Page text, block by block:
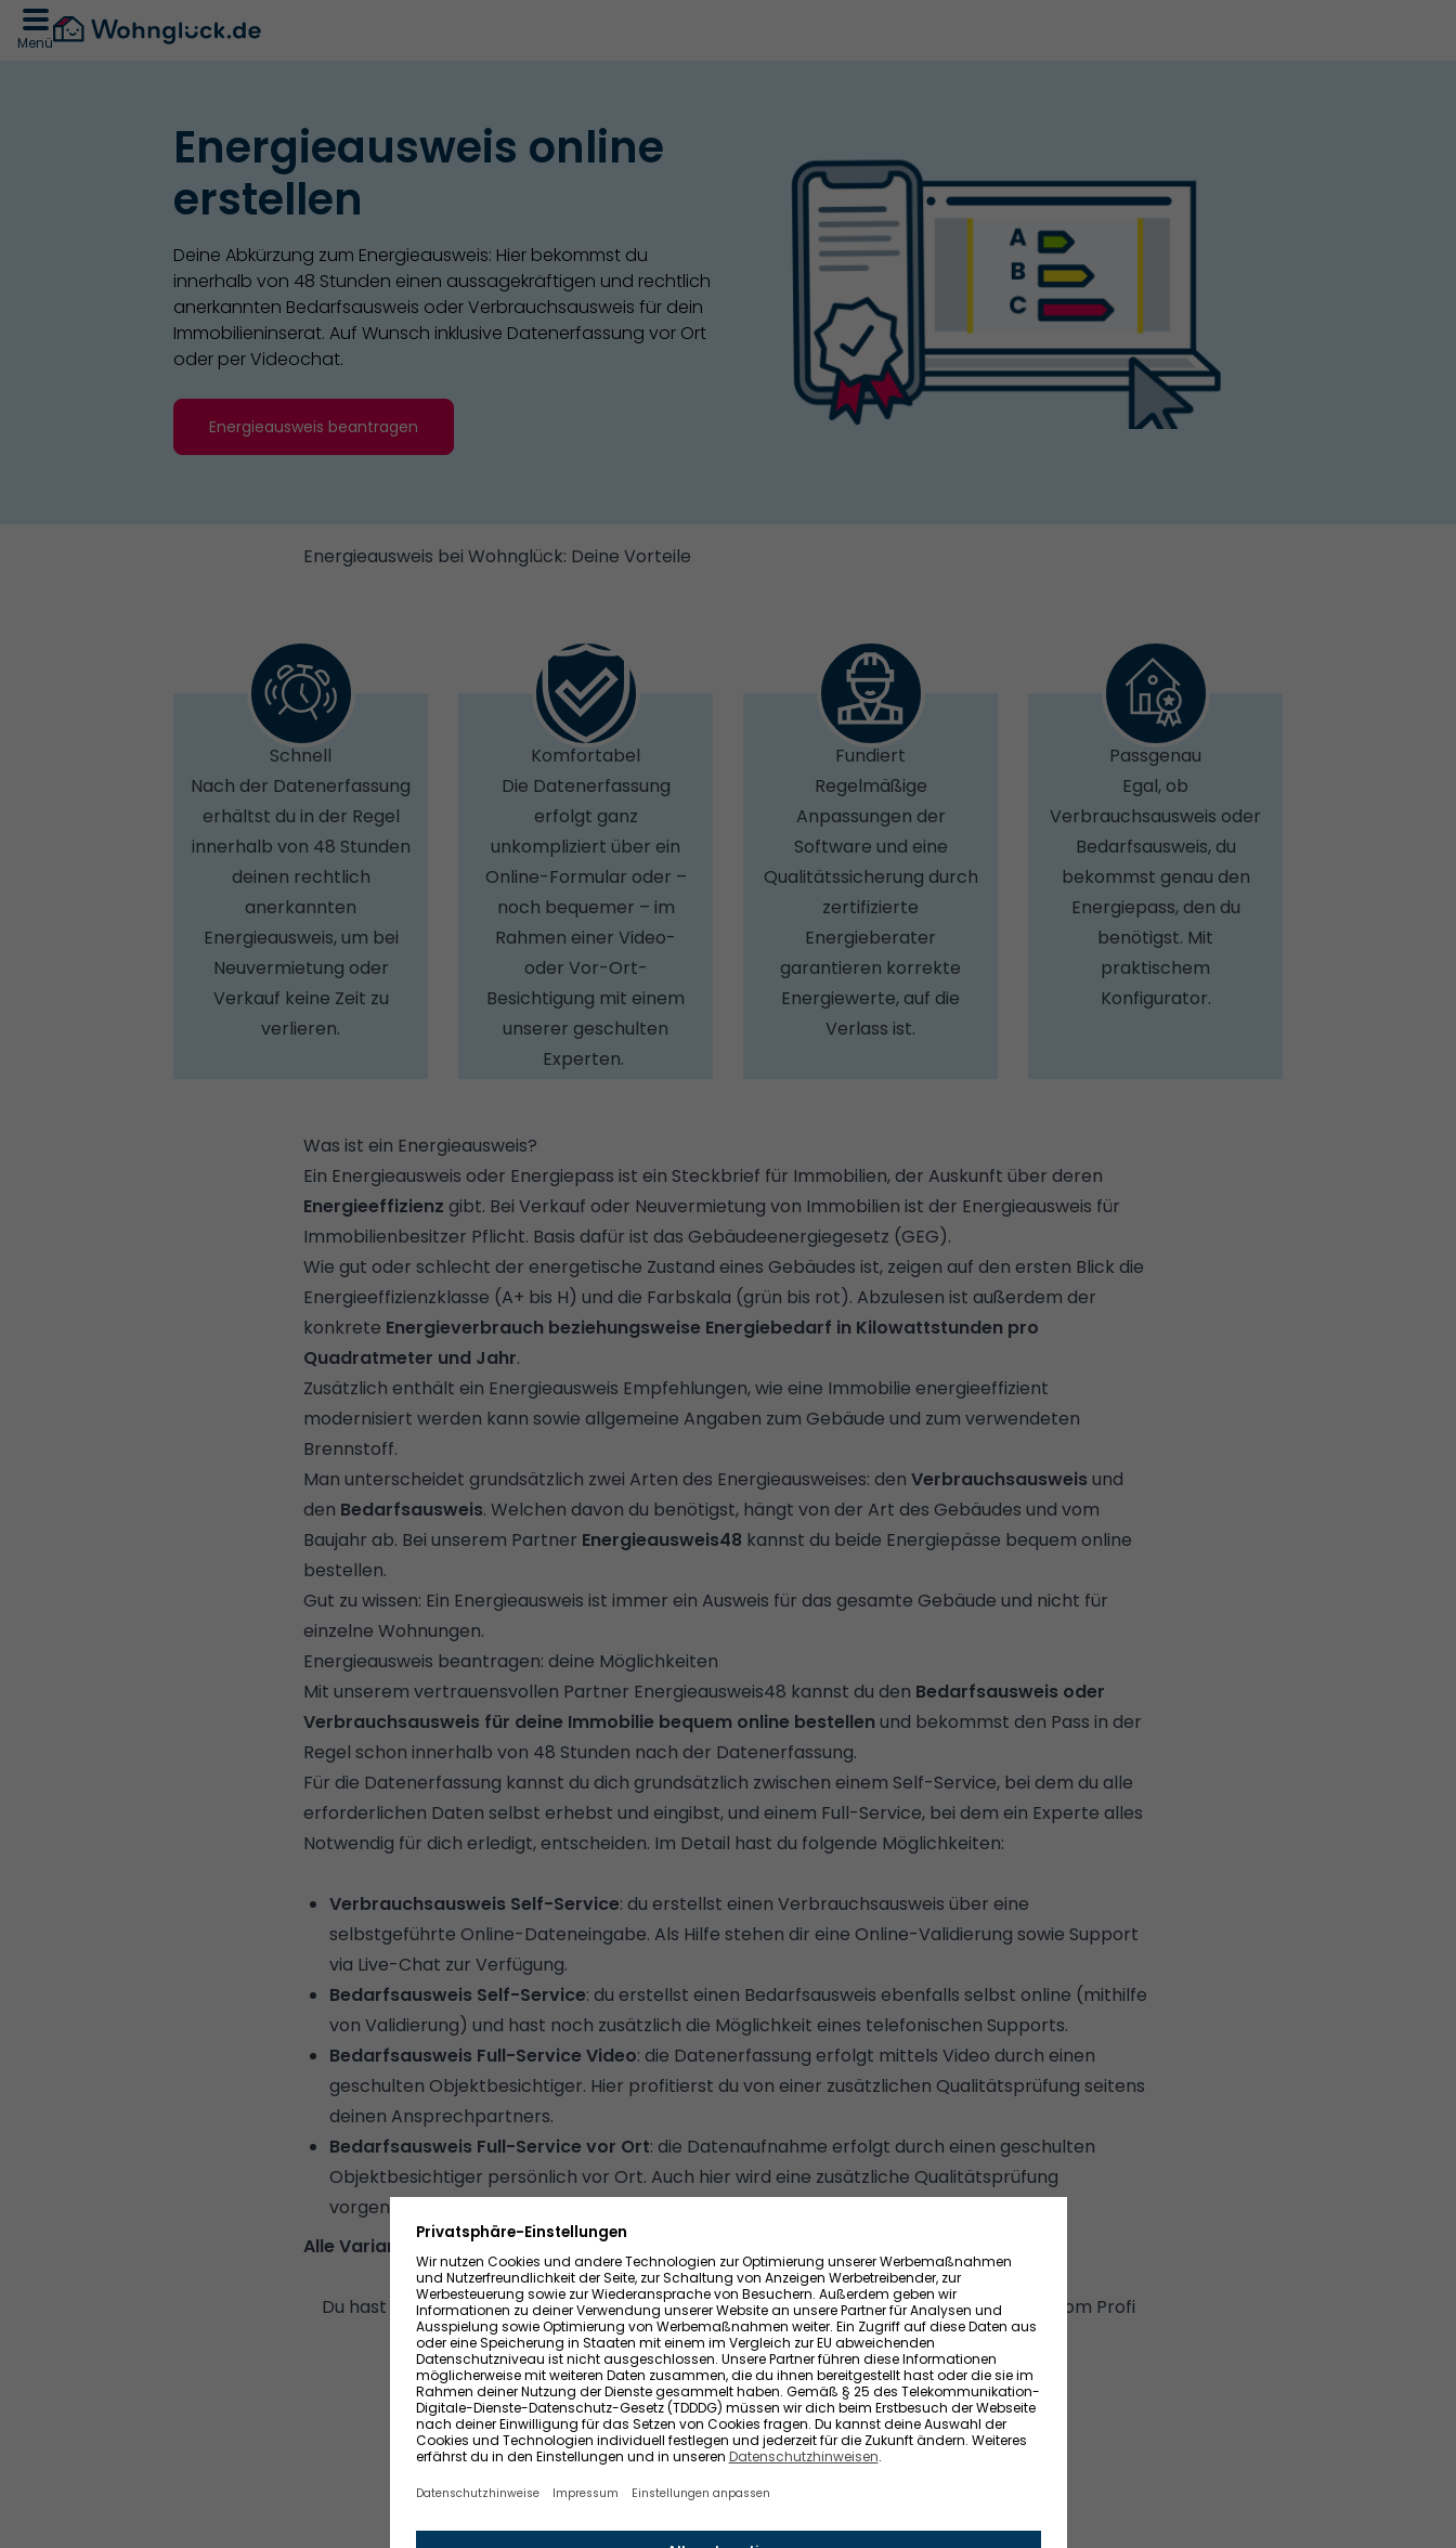
Menü
Energieausweis online
erstellen
Deine Abkürzung zum Energieausweis: Hier bekommst du
innerhalb von 48 Stunden einen aussagekräftigen und rechtlich
anerkannten Bedarfsausweis oder Verbrauchsausweis für dein
Immobilieninserat. Auf Wunsch inklusive Datenerfassung vor Ort
oder per Videochat.
Energieausweis beantragen
Energieausweis bei Wohnglück: Deine Vorteile
Schnell
Nach der Datenerfassung
erhältst du in der Regel
innerhalb von 48 Stunden
deinen rechtlich
anerkannten
Energieausweis, um bei
Neuvermietung oder
Verkauf keine Zeit zu
verlieren.
Komfortabel
Die Datenerfassung
erfolgt ganz
unkompliziert über ein
Online-Formular oder –
noch bequemer – im
Rahmen einer Video-
oder Vor-Ort-
Besichtigung mit einem
unserer geschulten
Experten.
Fundiert
Regelmäßige
Anpassungen der
Software und eine
Qualitätssicherung durch
zertifizierte
Energieberater
garantieren korrekte
Energiewerte, auf die
Verlass ist.
Passgenau
Egal, ob
Verbrauchsausweis oder
Bedarfsausweis, du
bekommst genau den
Energiepass, den du
benötigst. Mit
praktischem
Konfigurator.
Was ist ein Energieausweis?
Ein Energieausweis oder Energiepass ist ein Steckbrief für Immobilien, der Auskunft über deren
Energieeffizienz gibt. Bei Verkauf oder Neuvermietung von Immobilien ist der Energieausweis für
Immobilienbesitzer Pflicht. Basis dafür ist das Gebäudeenergiegesetz (GEG).
Wie gut oder schlecht der energetische Zustand eines Gebäudes ist, zeigen auf den ersten Blick die
Energieeffizienzklasse (A+ bis H) und die Farbskala (grün bis rot). Abzulesen ist außerdem der
konkrete Energieverbrauch beziehungsweise Energiebedarf in Kilowattstunden pro
Quadratmeter und Jahr.
Zusätzlich enthält ein Energieausweis Empfehlungen, wie eine Immobilie energieeffizient
modernisiert werden kann sowie allgemeine Angaben zum Gebäude und zum verwendeten
Brennstoff.
Man unterscheidet grundsätzlich zwei Arten des Energieausweises: den Verbrauchsausweis und
den Bedarfsausweis. Welchen davon du benötigst, hängt von der Art des Gebäudes und vom
Baujahr ab. Bei unserem Partner Energieausweis48 kannst du beide Energiepässe bequem online
bestellen.
Gut zu wissen: Ein Energieausweis ist immer ein Ausweis für das gesamte Gebäude und nicht für
einzelne Wohnungen.
Energieausweis beantragen: deine Möglichkeiten
Mit unserem vertrauensvollen Partner Energieausweis48 kannst du den Bedarfsausweis oder
Verbrauchsausweis für deine Immobilie bequem online bestellen und bekommst den Pass in der
Regel schon innerhalb von 48 Stunden nach der Datenerfassung.
Für die Datenerfassung kannst du dich grundsätzlich zwischen einem Self-Service, bei dem du alle
erforderlichen Daten selbst erhebst und eingibst, und einem Full-Service, bei dem ein Experte alles
Notwendig für dich erledigt, entscheiden. Im Detail hast du folgende Möglichkeiten:
Verbrauchsausweis Self-Service: du erstellst einen Verbrauchsausweis über eine
selbstgeführte Online-Dateneingabe. Als Hilfe stehen dir eine Online-Validierung sowie Support
via Live-Chat zur Verfügung.
Bedarfsausweis Self-Service: du erstellst einen Bedarfsausweis ebenfalls selbst online (mithilfe
von Validierung) und hast noch zusätzlich die Möglichkeit eines telefonischen Supports.
Bedarfsausweis Full-Service Video: die Datenerfassung erfolgt mittels Video durch einen
geschulten Objektbesichtiger. Hier profitierst du von einer zusätzlichen Qualitätsprüfung seitens
deinen Ansprechpartners.
Bedarfsausweis Full-Service vor Ort: die Datenaufnahme erfolgt durch einen geschulten
Objektbesichtiger persönlich vor Ort. Auch hier wird eine zusätzliche Qualitätsprüfung
vorgenommen.
Alle Varianten sind GEG-konform und 10 Jahre rechtsgültig.
Energieausweis beantragen
Du hast die Wahl: Bei uns kannst du deinen Energieausweis selbst online erstellen oder vom Profi
anfertigen lassen - fundiert, schnell und gesetzeskonform.
JETZT BEANTRAGEN